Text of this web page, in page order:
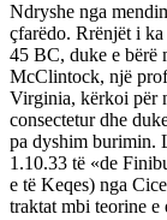
Ndryshe nga
çfarëdo. Rrënjët i
45 BC, duke e bërë
McClintock, një
Virginia, kërkoi për
consectetur dhe
pa dyshim burimin.
1.10.33 të «de
e të Keqes) nga
traktat mbi teorine e